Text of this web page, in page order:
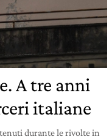
A tre anni
italiane
durante le rivolte in